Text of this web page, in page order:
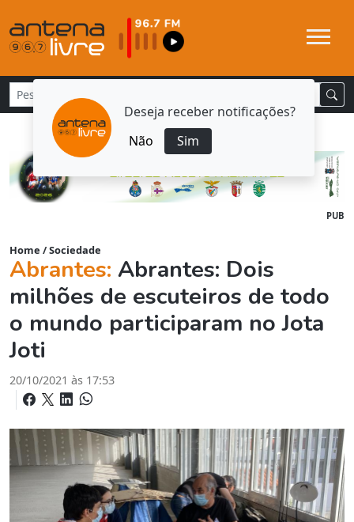
Deseja receber notificações?
Não
Sim
PUB
Home /Sociedade
Abrantes: Abrantes: Dois
milhões de escuteiros de todo
o mundo participaram no Jota
Joti
20/10/2021 às 17:53